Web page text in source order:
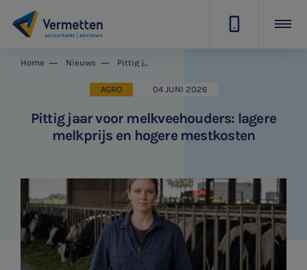
Home Nieuws Pittig jaar voor melkveehouders: lagere melkprijs en hogere mestkosten
AGRO 04 JUNI 2026
Pittig jaar voor melkveehouders: lagere
melkprijs en hogere mestkosten